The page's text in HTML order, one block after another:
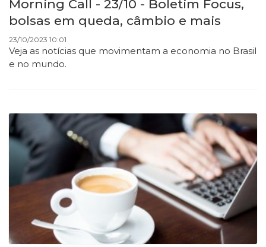
Morning Call - 23/10 - Boletim Focus,
bolsas em queda, câmbio e mais
23/10/2023 10:01
Veja as notícias que movimentam a economia no Brasil
e no mundo.